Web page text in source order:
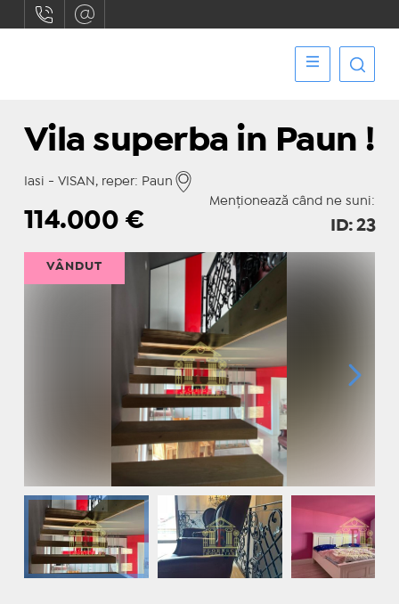
Vila superba in Paun !
Iasi - VISAN, reper: Paun
Menționează când ne suni:
114.000 € ID: 23
VÂNDUT